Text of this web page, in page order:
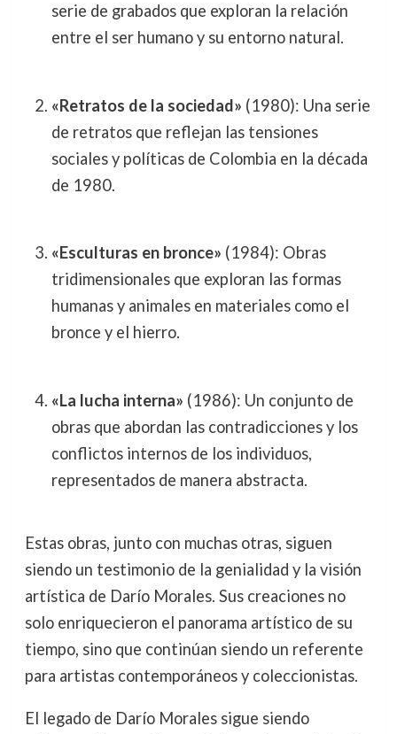
serie de grabados que exploran la relación
entre el ser humano y su entorno natural.
«Retratos de la sociedad» (1980): Una serie
de retratos que reflejan las tensiones
sociales y políticas de Colombia en la década
de 1980.
«Esculturas en bronce» (1984): Obras
tridimensionales que exploran las formas
humanas y animales en materiales como el
bronce y el hierro.
«La lucha interna» (1986): Un conjunto de
obras que abordan las contradicciones y los
conflictos internos de los individuos,
representados de manera abstracta.
Estas obras, junto con muchas otras, siguen
siendo un testimonio de la genialidad y la visión
artística de Darío Morales. Sus creaciones no
solo enriquecieron el panorama artístico de su
tiempo, sino que continúan siendo un referente
para artistas contemporáneos y coleccionistas.
El legado de Darío Morales sigue siendo